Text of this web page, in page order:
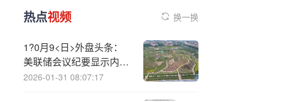
热点视频 换一换
1?0月9<日>外盘头条：
美联储会议纪要显示内部
降息分歧 AMD股价本周
2026-01-31 08:07:17